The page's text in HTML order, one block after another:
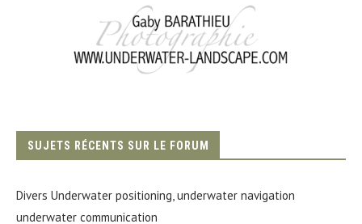
SUJETS RÉCENTS SUR LE FORUM
Divers Underwater positioning, underwater navigation
underwater communication